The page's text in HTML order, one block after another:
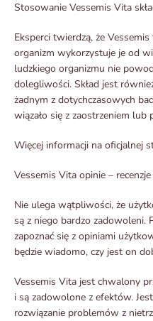
Stosowanie Vessemis Vita
Eksperci twierdzą, że
organizm wykorzystuje je od
ludzkiego organizmu nie
dolegliwości. Skład jest
żadnym z dotychczasowych
wiązało się z zaostrzeniem
Więcej informacji na oficjalnej
Vessemis Vita opinie –
Nie ulega wątpliwości, że
są z niego bardzo zadowoleni.
zapoznać się z opiniami
będzie wiadomo, czy jest on
Vessemis Vita jest chwalony
i są zadowolone z efektów.
rozwiązanie problemów z